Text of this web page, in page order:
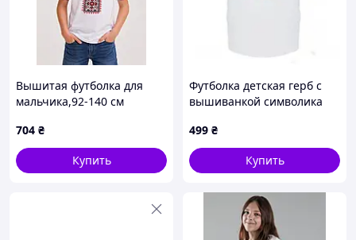
Вышитая футболка для
мальчика,92-140 см
704 ₴
Купить
Футболка детская герб с
вышиванкой символика
499 ₴
Купить